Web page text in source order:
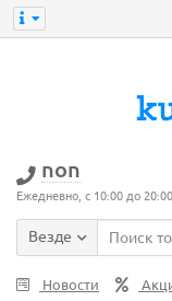
non
Ежедневно, с 10:00 до 20:00
Везде
Новости